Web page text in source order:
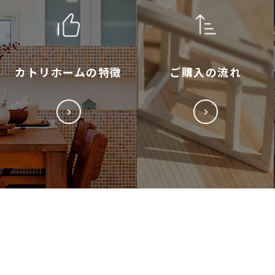
カトリホームの特徴 ご購入の流れ